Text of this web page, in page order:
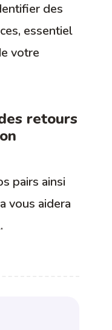
des
essentiel
votre
retours
pairs ainsi
vous aidera